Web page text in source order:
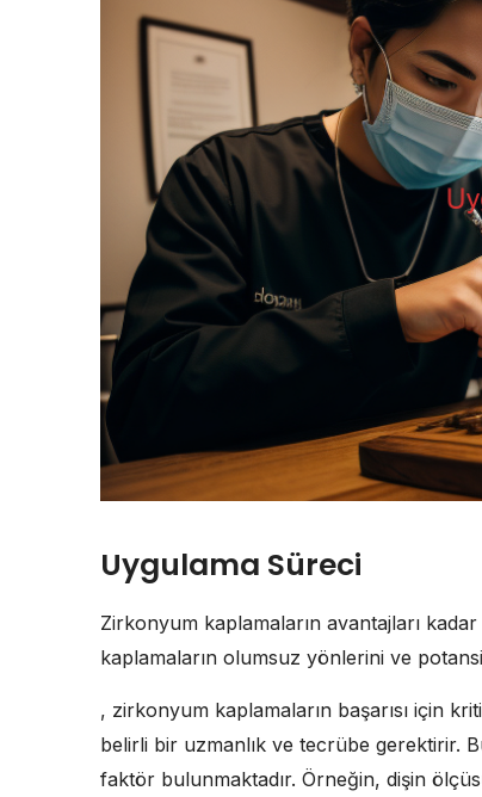
Uygulama Süreci
Zirkonyum kaplamaların avantajları
kaplamaların olumsuz yönlerini ve
, zirkonyum kaplamaların başarısı için
belirli bir uzmanlık ve tecrübe gerektirir.
faktör bulunmaktadır. Örneğin, dişin